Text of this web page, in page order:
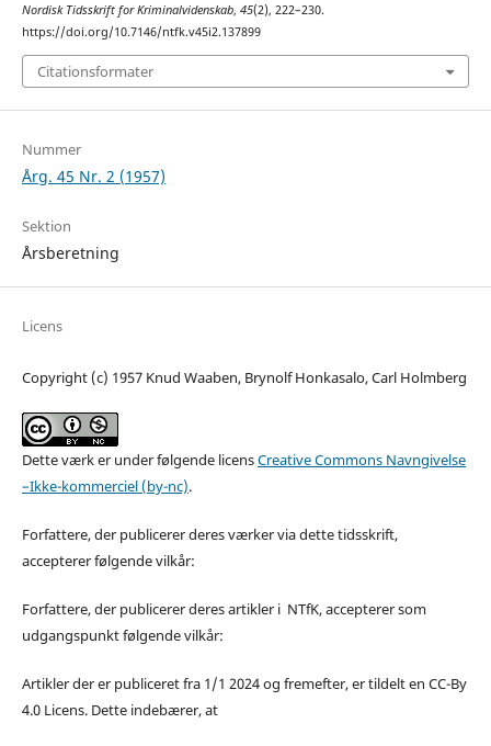
Nordisk Tidsskrift for Kriminalvidenskab, 45(2), 222–230.
https://doi.org/10.7146/ntfk.v45i2.137899
Citationsformater
Nummer
Årg. 45 Nr. 2 (1957)
Sektion
Årsberetning
Licens
Copyright (c) 1957 Knud Waaben, Brynolf Honkasalo, Carl Holmberg
Dette værk er under følgende licensCreative Commons Navngivelse
–Ikke-kommerciel (by-nc).
Forfattere, der publicerer deres værker via dette tidsskrift,
accepterer følgende vilkår:
Forfattere, der publicerer deres artikler i NTfK, accepterer som
udgangspunkt følgende vilkår:
Artikler der er publiceret fra 1/1 2024 og fremefter, er tildelt en CC-By
4.0 Licens. Dette indebærer, at